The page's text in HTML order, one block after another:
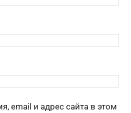
email и адрес сайта в этом